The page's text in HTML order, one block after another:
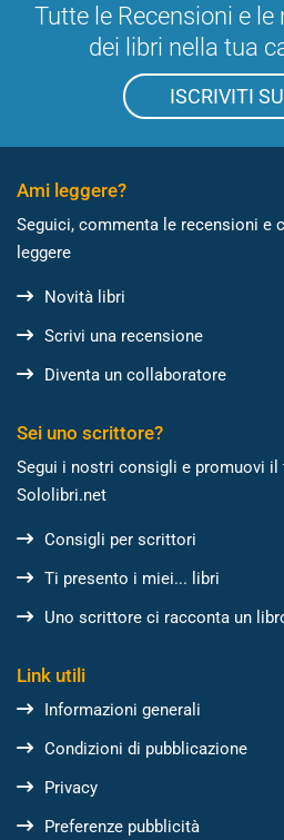
Tutte le Recensioni e
dei libri nella tua
ISCRIVITI
Ami leggere?
Seguici, commenta le recensioni e
leggere
Novità libri
Scrivi una recensione
Diventa un collaboratore
Sei uno scrittore?
Segui i nostri consigli e promuovi
Sololibri.net
Consigli per scrittori
Ti presento i miei... libri
Uno scrittore ci racconta un
Link utili
Informazioni generali
Condizioni di pubblicazione
Privacy
Preferenze pubblicità